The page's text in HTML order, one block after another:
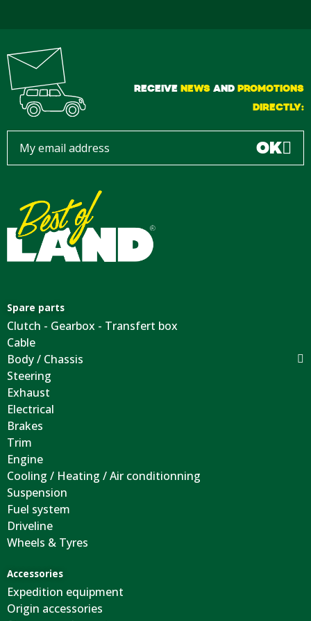
RECEIVE NEWSAND PROMOTIONS
DIRECTLY:
OK
Spare parts
Clutch - Gearbox - Transfert box
Cable
Body / Chassis
Steering
Exhaust
Electrical
Brakes
Trim
Engine
Cooling / Heating / Air conditionning
Suspension
Fuel system
Driveline
Wheels & Tyres
Accessories
Expedition equipment
Origin accessories